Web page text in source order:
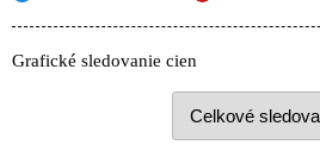
Grafické sledovanie cien